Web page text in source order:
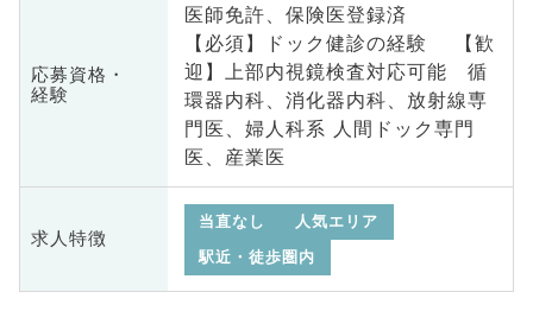
応募資格・
経験
医師免許、保険医登録済
【必須】ドック健診の経験 【歓
迎】上部内視鏡検査対応可能 循
環器内科、消化器内科、放射線専
門医、婦人科系 人間ドック専門
医、産業医
求人特徴
当直なし
人気エリア
駅近・徒歩圏内